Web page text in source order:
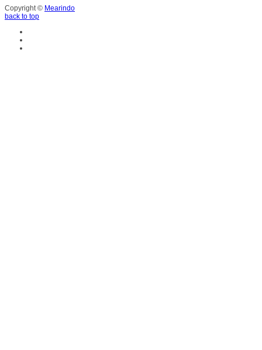
Copyright © Mearindo
back to top